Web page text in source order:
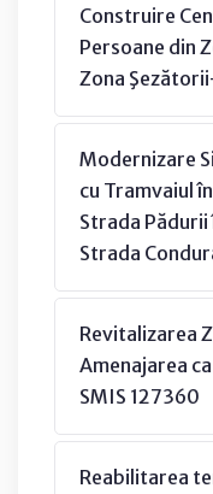
Construire
Persoane din
Zona
Modernizare
cu Tramvaiul
Strada
Strada
Revitalizarea
Amenajarea
SMIS 127360
Reabilitarea